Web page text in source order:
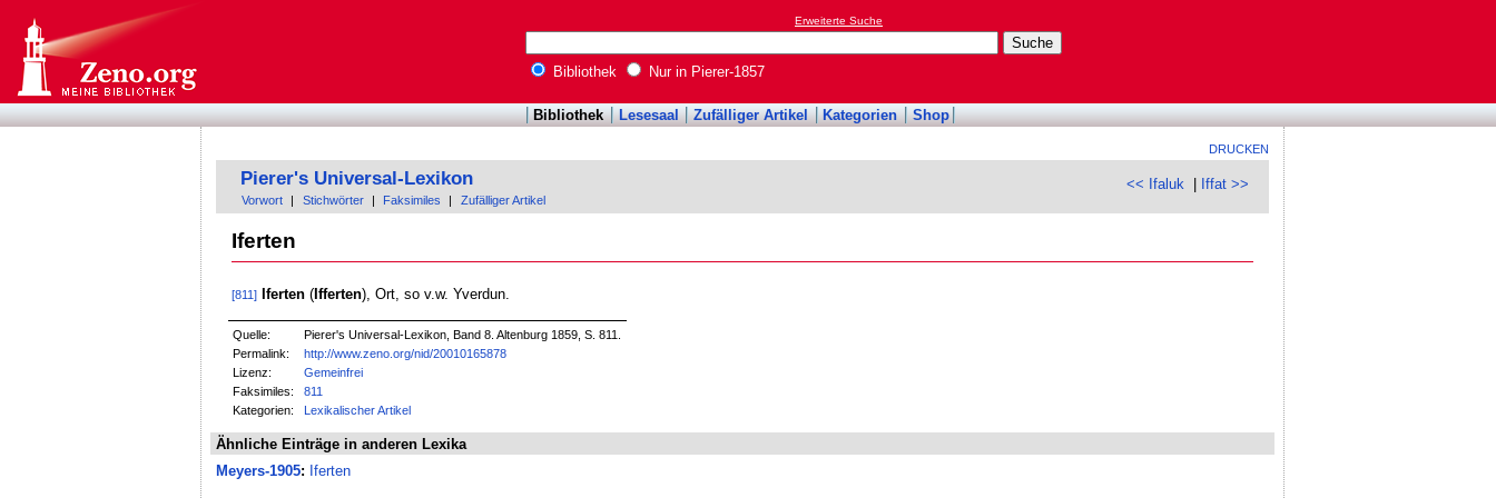
Erweiterte Suche
Bibliothek Nur in Pierer-1857
Bibliothek Lesesaal Zufälliger Artikel Kategorien Shop
DRUCKEN
<< Ifaluk Iffat >>
Pierer's Universal-Lexikon
Vorwort Stichwörter Faksimiles Zufälliger Artikel
Iferten
[811] Iferten(Ifferten), Ort, so v.w. Yverdun.
Quelle:
Pierer's Universal-Lexikon, Band 8. Altenburg 1859, S. 811.
Permalink:
http://www.zeno.org/nid/20010165878
Lizenz:
Gemeinfrei
Faksimiles:
811
Kategorien:
Lexikalischer Artikel
Ähnliche Einträge in anderen Lexika
Meyers-1905: Iferten